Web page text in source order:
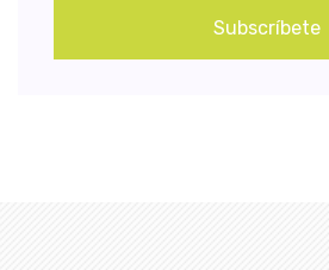
Subscríbete